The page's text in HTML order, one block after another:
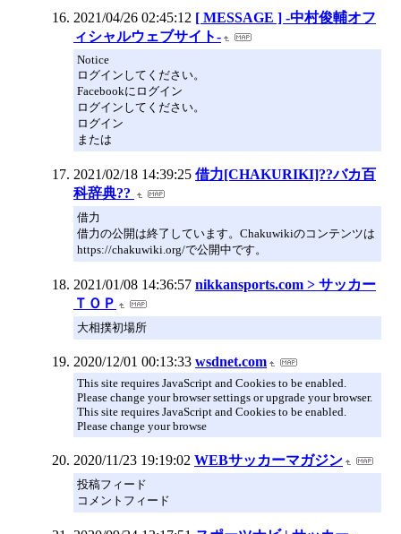
2021/04/26 02:45:12 [ MESSAGE ] -中村俊輔オフ
ィシャルウェブサイト-
Notice
ログインしてください。
Facebookにログイン
ログインしてください。
ログイン
または
2021/02/18 14:39:25 借力[CHAKURIKI]??バカ百
科辞典??
借力
借力の公開は終了しています。Chakuwikiのコンテンツは
https://chakuwiki.org/で公開中です。
2021/01/08 14:36:57 nikkansports.com > サッカー
ＴＯＰ
大相撲初場所
2020/12/01 00:13:33 wsdnet.com
This site requires JavaScript and Cookies to be enabled.
Please change your browser settings or upgrade your browser.
This site requires JavaScript and Cookies to be enabled.
Please change your browse
2020/11/23 19:19:02 WEBサッカーマガジン
投稿フィード
コメントフィード